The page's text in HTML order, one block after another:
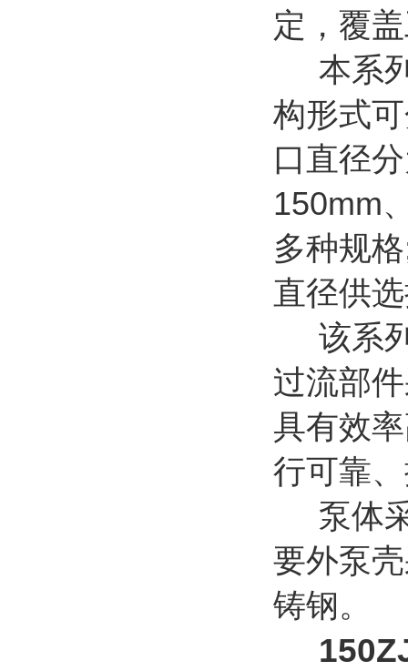
定，覆
本系
构形式
口直径
150mm
多种规格
直径供
该系
过流部
具有效
行可靠
泵体
要外泵
铸钢。